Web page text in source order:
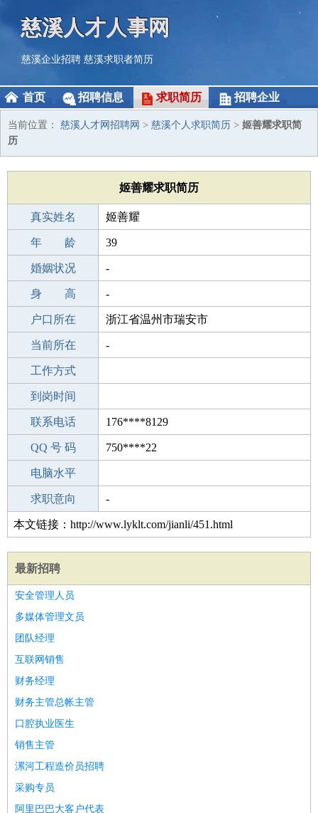
慈溪人才人事网
慈溪企业招聘 慈溪求职者简历
首页 招聘信息 求职简历 招聘企业
当前位置： 慈溪人才网招聘网 > 慈溪个人求职简历 > 姬善耀求职简
历
姬善耀求职简历
真实姓名 姬善耀
性 别 男
年 龄 39
出生年月 1987-01-14
婚姻状况 -
学 历 职校/技校
身 高 -
毕业学校 上海市杨浦区业余大学
户口所在 浙江省温州市瑞安市
所学专业 -
当前所在 -
工作经验
工作方式
驾 照
到岗时间
期望月薪
联系电话 176****8129
手机号码 176****8129
QQ 号 码 750****22
微信号码
电脑水平
外语水平
求职意向 -
本文链接：http://www.lyklt.com/jianli/451.html
最新招聘
安全管理人员
多媒体管理文员
团队经理
互联网销售
财务经理
财务主管总帐主管
口腔执业医生
销售主管
漯河工程造价员招聘
采购专员
阿里巴巴大客户代表